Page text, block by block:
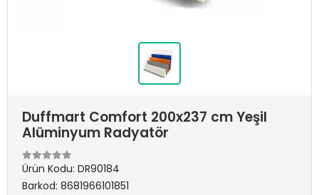
Duffmart Comfort 200x237 cm Yeşil
Alüminyum Radyatör
Ürün Kodu: DR90184
Barkod: 8681966101851